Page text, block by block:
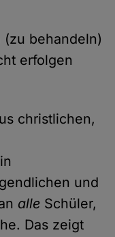
behandeln)
erfolgen
christlichen,
und
alle Schüler,
Das zeigt